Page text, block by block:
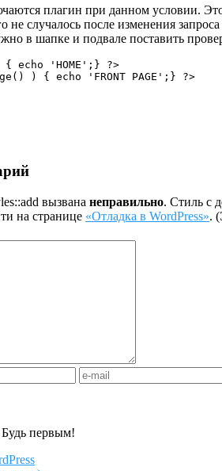
плагин при данном условии.
не случалось после изменения
в шапке и подвале поставить
echo 'HOME';} ?>
) { echo 'FRONT PAGE';} ?>
вызвана неправильно. Стиль с
на странице «Отладка в WordPress».
первым!